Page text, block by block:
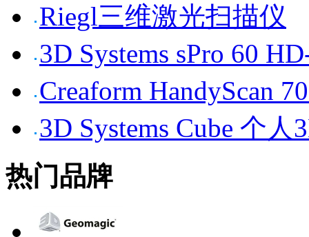
Riegl三维激光扫描仪
3D Systems sPro 60
Creaform HandyScan
3D Systems Cube 个人
热门品牌